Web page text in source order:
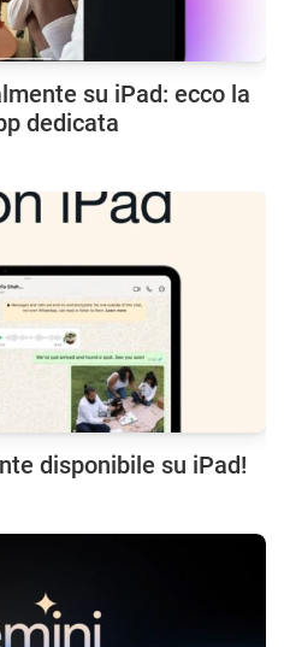
su iPad: ecco la
dedicata
disponibile su iPad!